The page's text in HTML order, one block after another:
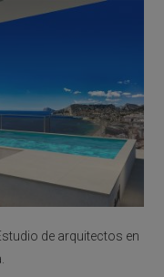
de arquitectos en